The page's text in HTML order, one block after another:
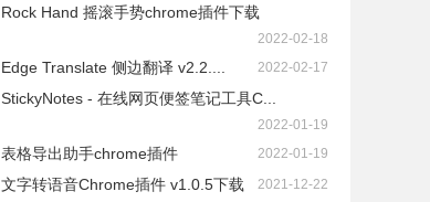
Rock Hand 摇滚手势chrome插件下载
2022-02-18
Edge Translate 侧边翻译 v2.2.... 2022-02-17
StickyNotes - 在线网页便签笔记工具C...
2022-01-19
表格导出助手chrome插件 2022-01-19
文字转语音Chrome插件 v1.0.5下载 2021-12-22